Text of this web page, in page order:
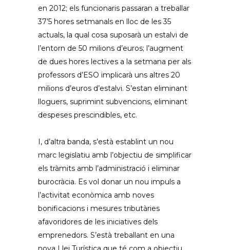
en 2012; els funcionaris passaran a treballar
37’5 hores setmanals en lloc de les 35
actuals, la qual cosa suposarà un estalvi de
l’entorn de 50 milions d’euros; l’augment
de dues hores lectives a la setmana per als
professors d’ESO implicarà uns altres 20
milions d’euros d’estalvi. S’estan eliminant
lloguers, suprimint subvencions, eliminant
despeses prescindibles, etc.
I, d’altra banda, s’està establint un nou
marc legislatiu amb l’objectiu de simplificar
els tràmits amb l’administració i eliminar
burocràcia. Es vol donar un nou impuls a
l’activitat econòmica amb noves
bonificacions i mesures tributàries
afavoridores de les iniciatives dels
emprenedors. S’està treballant en una